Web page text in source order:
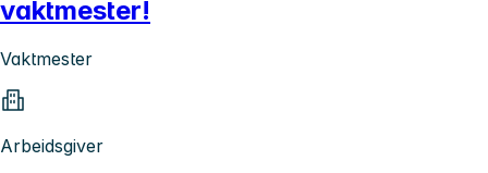
vaktmester!
Vaktmester
Arbeidsgiver